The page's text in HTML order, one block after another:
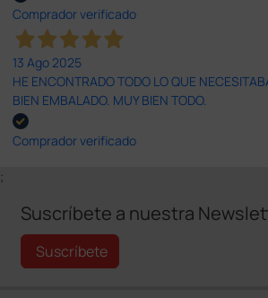
Comprador verificado
13 Ago 2025
HE ENCONTRADO TODO LO QUE
BIEN EMBALADO. MUY BIEN TODO.
Comprador verificado
;
Suscríbete a nuestra
Suscríbete